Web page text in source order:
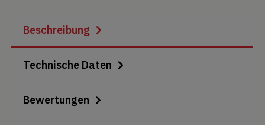
Beschreibung
Technische Daten
Bewertungen